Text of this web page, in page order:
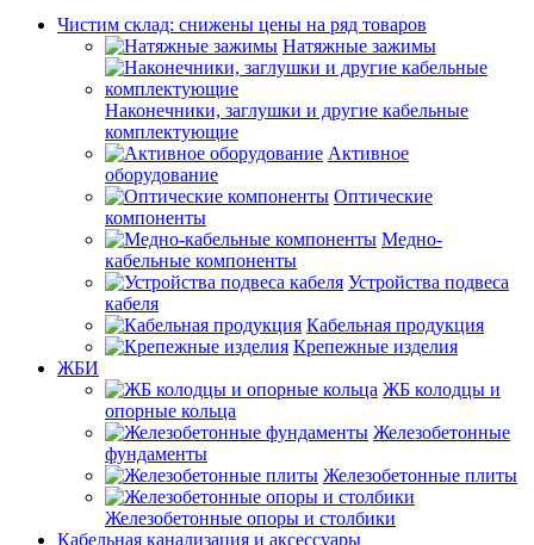
Чистим склад: снижены цены на ряд товаров
Натяжные зажимы
Наконечники, заглушки и другие кабельные
комплектующие
Активное
оборудование
Оптические
компоненты
Медно-
кабельные компоненты
Устройства подвеса
кабеля
Кабельная продукция
Крепежные изделия
ЖБИ
ЖБ колодцы и
опорные кольца
Железобетонные
фундаменты
Железобетонные плиты
Железобетонные опоры и столбики
Кабельная канализация и аксессуары